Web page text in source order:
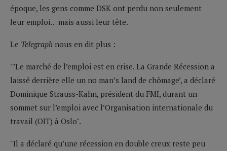
époque, les gens comme DSK ont perdu non seulement
leur emploi… mais aussi leur tête.
Le Telegraph nous en dit plus :
"’Le marché de l’emploi est en crise. La Grande Récession a
laissé derrière elle un no man’s land de chômage’, a déclaré
Dominique Strauss-Kahn, président du FMI, durant un
sommet sur l’emploi avec l’Organisation internationale du
travail (OIT) à Oslo".
"Il a déclaré qu’une récession en double creux reste peu